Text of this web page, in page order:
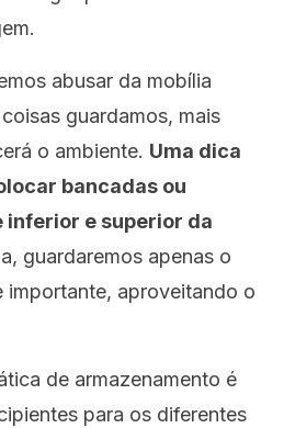
abusar da mobília
guardamos, mais
o ambiente. Uma dica
bancadas ou
inferior e superior da
guardaremos apenas o
importante, aproveitando o
de armazenamento é
para os diferentes